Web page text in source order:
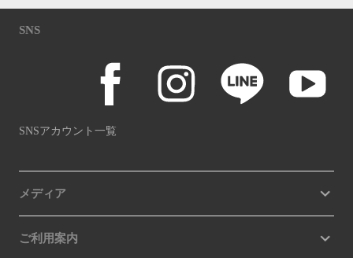
SNS
SNSアカウント一覧
メディア
ご利用案内